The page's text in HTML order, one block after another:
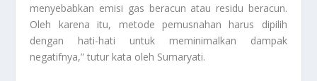
menyebabkan emisi gas beracun atau residu beracun.
Oleh karena itu, metode pemusnahan harus dipilih
dengan hati-hati untuk meminimalkan dampak
negatifnya,” tutur kata oleh Sumaryati.